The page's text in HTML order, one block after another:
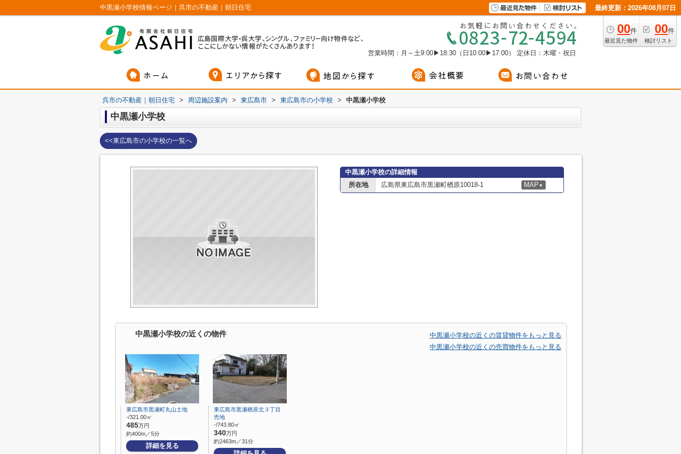
中黒瀬小学校情報ページ｜呉市の不動産｜朝日住宅 最終更新：2026年08月07日
00件
最近見た物件
00件
検討リスト
営業時間：月～土9:00▶18:30（日10:00▶17:00） 定休日：木曜・祝日
呉市の不動産｜朝日住宅 > 周辺施設案内 > 東広島市 > 東広島市の小学校 > 中黒瀬小学校
中黒瀬小学校
<<東広島市の小学校の一覧へ
中黒瀬小学校の詳細情報
所在地
広島県東広島市黒瀬町楢原10018-1 MAP ▼
中黒瀬小学校の近くの物件
中黒瀬小学校の近くの賃貸物件をもっと見る
中黒瀬小学校の近くの売買物件をもっと見る
東広島市黒瀬町丸山土地
-/321.00㎡
485万円
約400m／5分
詳細を見る
東広島市黒瀬楢原北３丁目
売地
-/743.80㎡
340万円
約2463m／31分